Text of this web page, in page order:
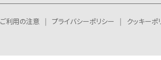
ご利用の注意 プライバシーポリシー クッキーポ